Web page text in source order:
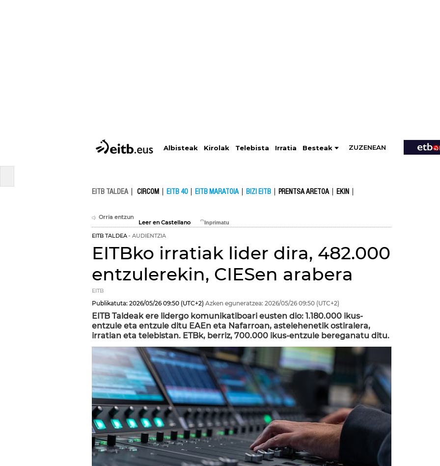
Albisteak Kirolak Telebista Irratia Besteak ZUZENEAN
EITB TALDEA CIRCOM EITB 40 EITB MARATOIA BIZI EITB PRENTSA ARETOA EKIN
Orria entzun
Leer en Castellano
EITB TALDEA AUDIENTZIA
EITBko irratiak lider dira, 482.000
entzulerekin, CIESen arabera
EITB
Publikatuta: 2026/05/26 09:50 (UTC+2) Azken eguneratzea: 2026/05/26 09:50 (UTC+2)
EITB Taldeak ere lidergo komunikatiboari eusten dio: 1.180.000 ikus-
entzule eta entzule ditu EAEn eta Nafarroan, astelehenetik ostiralera,
irratian eta telebistan. ETBk, berriz, 700.000 ikus-entzule bereganatu ditu.